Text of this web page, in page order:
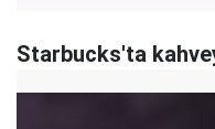
Starbucks'ta